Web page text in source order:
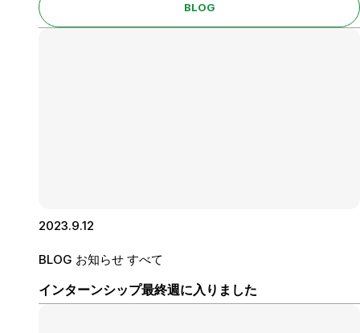
BLOG
2023.9.12
BLOG お知らせ すべて
インターンシップ最終週に入りました